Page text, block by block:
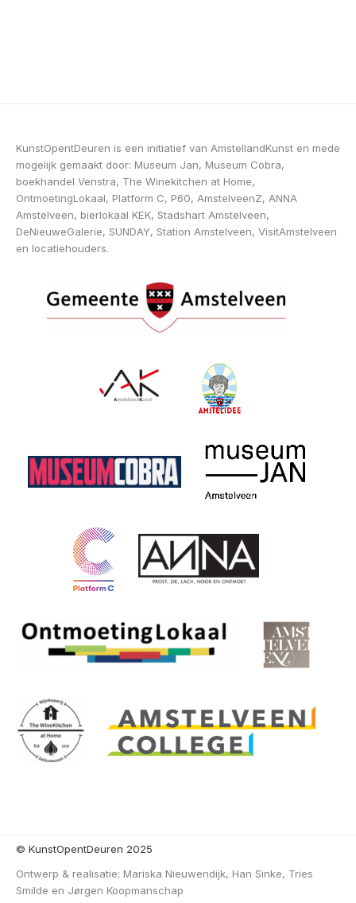
KunstOpentDeuren is een initiatief van AmstellandKunst en mede
mogelijk gemaakt door: Museum Jan, Museum Cobra,
boekhandel Venstra, The Winekitchen at Home,
OntmoetingLokaal, Platform C, P60, AmstelveenZ, ANNA
Amstelveen, bierlokaal KEK, Stadshart Amstelveen,
DeNieuweGalerie, SUNDAY, Station Amstelveen, VisitAmstelveen
en locatiehouders.
© KunstOpentDeuren 2025
Ontwerp & realisatie: Mariska Nieuwendijk, Han Sinke, Tries
Smilde en Jørgen Koopmanschap